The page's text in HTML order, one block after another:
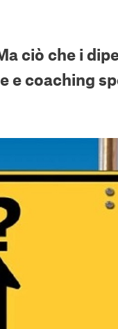
ciò che i
e coaching